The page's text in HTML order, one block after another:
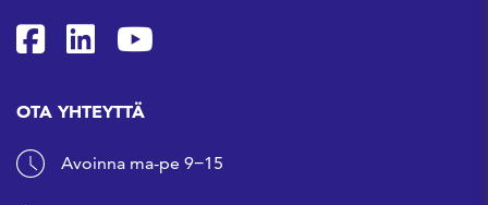
SFS Facebookissa
SFS Linkedinissä
SFS Youtubessa
OTA YHTEYTTÄ
Avoinna ma-pe 9−15